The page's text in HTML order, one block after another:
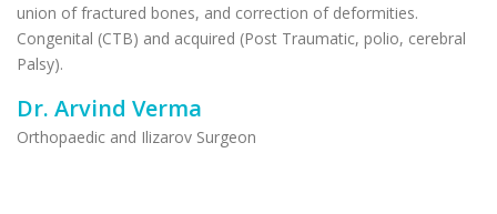
union of fractured bones, and correction of deformities.
Congenital (CTB) and acquired (Post Traumatic, polio, cerebral
Palsy).
Dr. Arvind Verma
Orthopaedic and Ilizarov Surgeon